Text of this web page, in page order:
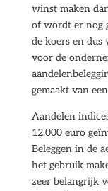
winst maken
of wordt er nog
de koers en dus
voor de
gemaakt van
Aandelen
12.000 euro
Beleggen in de
het gebruik
zeer belangrijk